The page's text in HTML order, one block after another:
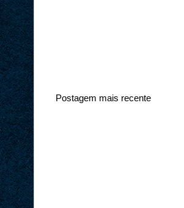
Postagem mais recente